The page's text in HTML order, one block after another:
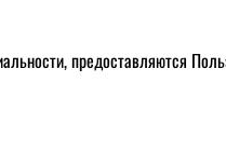
предоставляются